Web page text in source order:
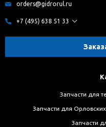
orders@gidrorul.ru
+7 (495) 638 51 33
Запчасти для
Запчасти для
Запчасти